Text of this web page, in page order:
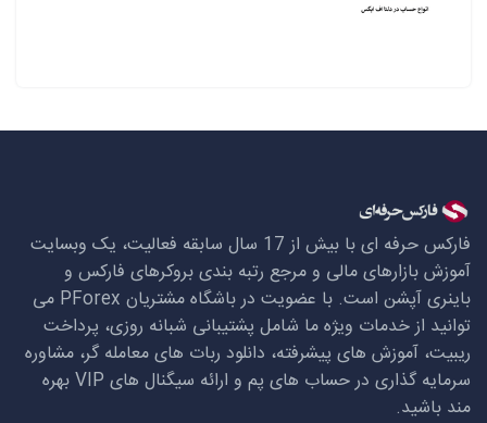
فارکس حرفه ای با بیش از 17 سال سابقه فعالیت، یک وبسایت
آموزش بازارهای مالی و مرجع رتبه بندی بروکرهای فارکس و
باینری آپشن است. با عضویت در باشگاه مشتریان PForex می
توانید از خدمات ویژه ما شامل پشتیبانی شبانه روزی، پرداخت
ریبیت، آموزش های پیشرفته، دانلود ربات های معامله گر، مشاوره
سرمایه گذاری در حساب های پم و ارائه سیگنال های VIPبهره
مند باشید.